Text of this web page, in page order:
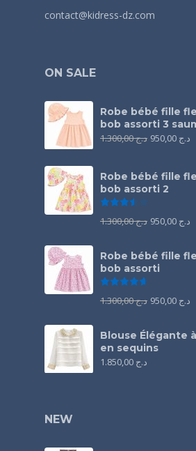
contact@kidress-dz.com
ON SALE
Robe bébé fille
bob assorti 3
د.ج1.300,00 د.ج
Robe bébé fille
bob assorti 2
د.ج1.300,00 د.ج
Robe bébé fille
bob assorti
د.ج1.300,00 د.ج
Blouse Élégante
en sequins
د.ج
NEW